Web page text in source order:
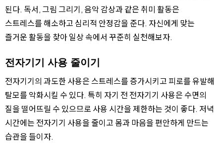
된다. 독서, 그림 그리기, 음악 감상과 같은 취미 활동은
스트레스를 해소하고 심리적 안정감을 준다. 자신에게 맞는
즐거운 활동을 찾아 일상 속에서 꾸준히 실천해보자.
전자기기 사용 줄이기
전자기기의 과도한 사용은 스트레스를 증가시키고 피로를 유발해
탈모를 악화시킬 수 있다. 특히 자기 전 전자기기 사용은 수면의
질을 떨어뜨릴 수 있으므로 사용 시간을 제한하는 것이 좋다. 저녁
시간에는 전자기기 사용을 줄이고 몸과 마음을 편안하게 만드는
습관을 들이자.